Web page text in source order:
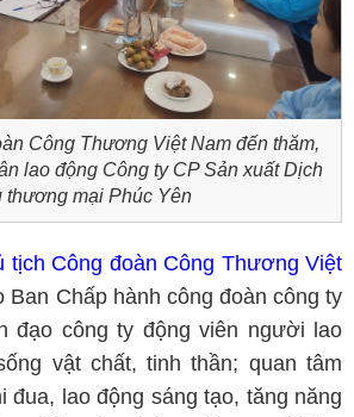
Công Thương Việt Nam đến thăm,
lao động Công ty CP Sản xuất Dịch
thương mại Phúc Yên
tịch Công đoàn Công Thương Việt
Ban Chấp hành công đoàn công ty
đạo công ty động viên người lao
vật chất, tinh thần; quan tâm
đua, lao động sáng tạo, tăng năng